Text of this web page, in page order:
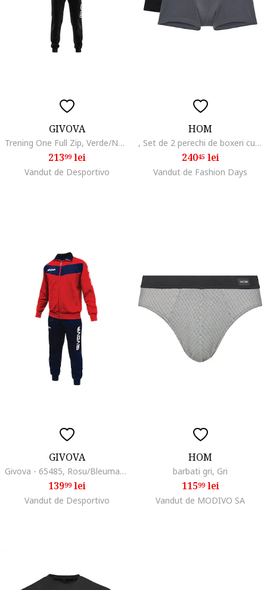
GIVOVA
Trening One Full Zip, Verde/Negru
21399lei
Vandut de Desportivo
HOM
, Set de 2 perechi de boxeri cu banda logo in talie
24045lei
Vandut de Fashion Days
GIVOVA
Givova - 65485, Rosu/Bleumarin
13999lei
Vandut de Desportivo
HOM
barbati gri, Gri
11599lei
Vandut de MODIVO SA